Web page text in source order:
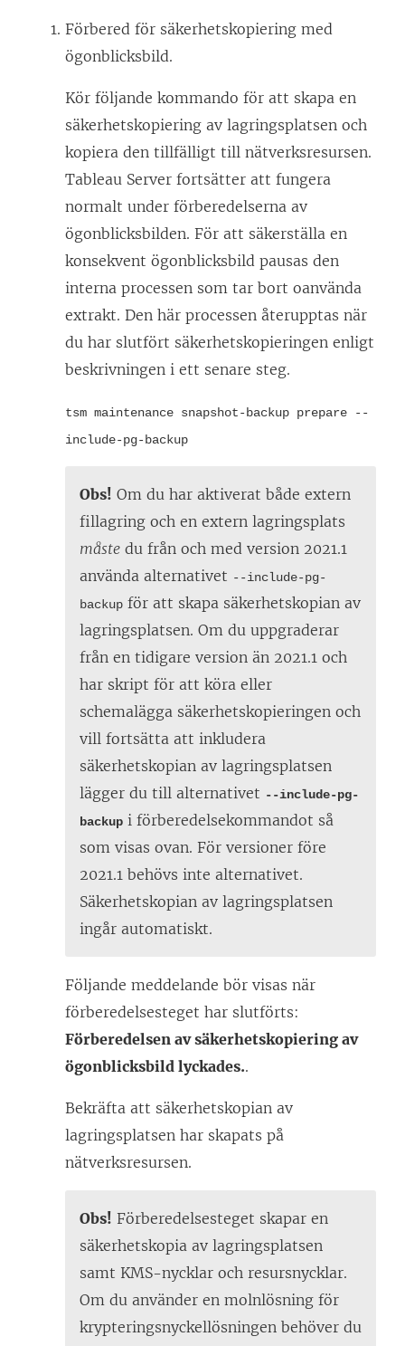
Förbered för säkerhetskopiering med
ögonblicksbild.
Kör följande kommando för att skapa en
säkerhetskopiering av lagringsplatsen och
kopiera den tillfälligt till nätverksresursen.
Tableau Server fortsätter att fungera
normalt under förberedelserna av
ögonblicksbilden. För att säkerställa en
konsekvent ögonblicksbild pausas den
interna processen som tar bort oanvända
extrakt. Den här processen återupptas när
du har slutfört säkerhetskopieringen enligt
beskrivningen i ett senare steg.
tsm maintenance snapshot-backup prepare --
include-pg-backup
Obs! Om du har aktiverat både extern
fillagring och en extern lagringsplats
måste du från och med version 2021.1
använda alternativet --include-pg-
backup för att skapa säkerhetskopian av
lagringsplatsen. Om du uppgraderar
från en tidigare version än 2021.1 och
har skript för att köra eller
schemalägga säkerhetskopieringen och
vill fortsätta att inkludera
säkerhetskopian av lagringsplatsen
lägger du till alternativet --include-pg-
backup i förberedelsekommandot så
som visas ovan. För versioner före
2021.1 behövs inte alternativet.
Säkerhetskopian av lagringsplatsen
ingår automatiskt.
Följande meddelande bör visas när
förberedelsesteget har slutförts:
Förberedelsen av säkerhetskopiering av
ögonblicksbild lyckades..
Bekräfta att säkerhetskopian av
lagringsplatsen har skapats på
nätverksresursen.
Obs! Förberedelsesteget skapar en
säkerhetskopia av lagringsplatsen
samt KMS-nycklar och resursnycklar.
Om du använder en molnlösning för
krypteringsnyckellösningen behöver du